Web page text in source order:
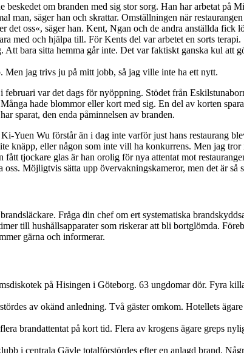
beskedet om branden med sig stor sorg. Han har arbetat på
man, säger han och skrattar. Omställningen när
det oss«, säger han. Kent, Ngan och de andra anställda
med och hjälpa till. För Kents del var arbetet en sorts terapi.
bara sitta hemma går inte. Det var faktiskt ganska kul att
jag trivs ju på mitt jobb, så jag ville inte ha ett nytt.
februari var det dags för nyöppning. Stödet från
hade blommor eller kort med sig. En del av korten
sparat, den enda påminnelsen av branden.
Yuen Wu förstår än i dag inte varför just hans restaurang
knäpp, eller någon som inte vill ha konkurrens. Men jag
tjockare glas är han orolig för nya attentat mot
Möjligtvis sätta upp övervakningskameror, men det är så
Fråga din chef om ert systematiska
till hushållsapparater som riskerar att bli bortglömda.
gärna och informerar.
på Hisingen i Göteborg. 63 ungdomar dör. Fyra
av okänd anledning. Två gäster omkom. Hotellets
brandattentat på kort tid. Flera av krogens ägare greps
i centrala Gävle totalförstördes efter en anlagd brand.